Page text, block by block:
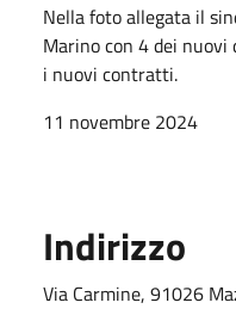
Nella foto allegata il
Marino con 4 dei
i nuovi contratti.
11 novembre 2024
Indirizzo
Via Carmine, 91026